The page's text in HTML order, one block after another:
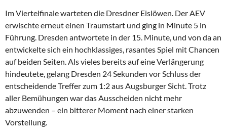
Im Viertelfinale warteten die Dresdner Eislöwen. Der AEV
erwischte erneut einen Traumstart und ging in Minute 5 in
Führung. Dresden antwortete in der 15. Minute, und von da an
entwickelte sich ein hochklassiges, rasantes Spiel mit Chancen
auf beiden Seiten. Als vieles bereits auf eine Verlängerung
hindeutete, gelang Dresden 24 Sekunden vor Schluss der
entscheidende Treffer zum 1:2 aus Augsburger Sicht. Trotz
aller Bemühungen war das Ausscheiden nicht mehr
abzuwenden – ein bitterer Moment nach einer starken
Vorstellung.